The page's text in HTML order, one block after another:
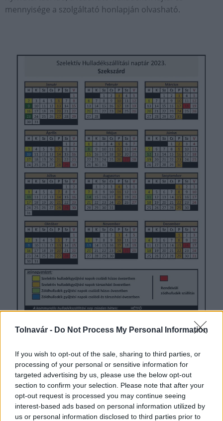
Tolnavár - Do Not Process My Personal Information
If you wish to opt-out of the sale, sharing to third parties, or
processing of your personal or sensitive information for
targeted advertising by us, please use the below opt-out
section to confirm your selection. Please note that after your
opt-out request is processed you may continue seeing
interest-based ads based on personal information utilized by
us or personal information disclosed to third parties prior to
mennyisége a szolgáltató honlapján olvasható.
Helyi hírek Szekszárd zöldhulladék-szállítás